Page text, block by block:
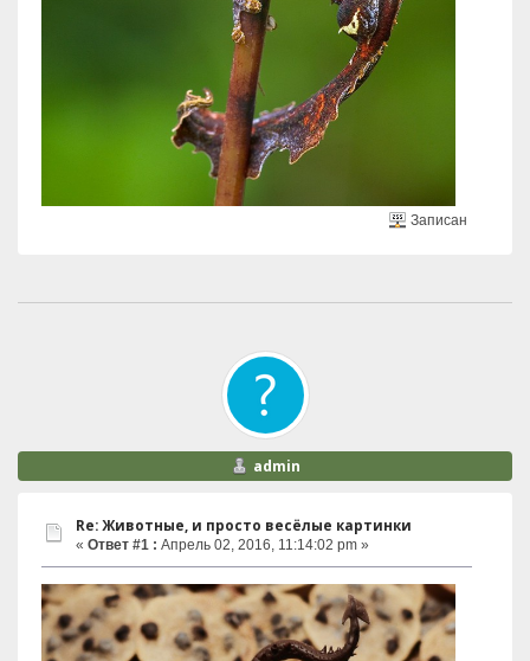
Записан
admin
Re: Животные, и просто весёлые картинки
« Ответ #1 : Апрель 02, 2016, 11:14:02 pm »